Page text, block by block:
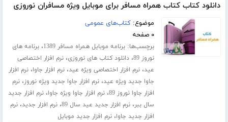
دانلود کتاب کتاب همراه مسافر برای موبایل ویژه مسافران نوروزی
موضوع:کتاب‌های عمومی
۰ صفحه
برچسب‌ها:برنامه موبایل همراه مسافر 1389 ،برنامه های
نوروز 89
،دانلود کتاب های نوروزی،نرم افزار اختصاصی
عید،نرم افزار اختصاصی ویژه عید،نرم افزار جاوا،نرم افزار
جاوا جدید ویژه عید،نرم افزار جاوا جدید ویژه نوروز،نرم
افزار جاوا نوروز 89
،نرم افزار جاوا ویژه جاوا،نرم افزار جدید
سال ببر،نرم افزار جدید عید سال 89 ،نرم افزار جدید،نرم
افزار جدید جاوا،نرم افزار جدید موبایل